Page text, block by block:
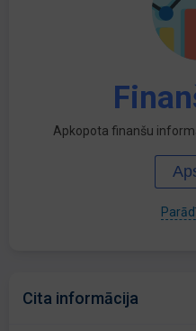
Apkopota finanšu
Cita informācija